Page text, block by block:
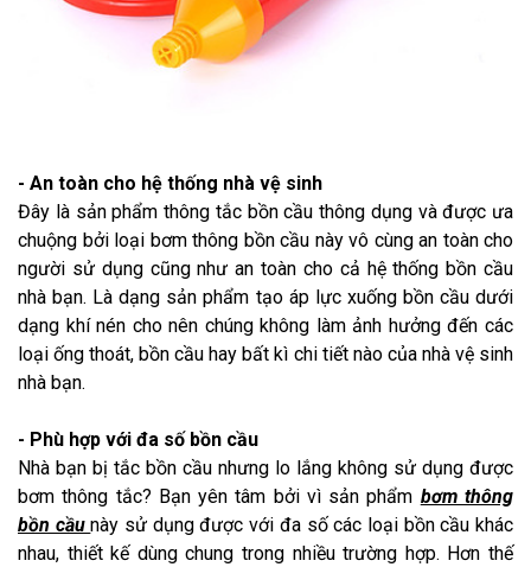
- An toàn cho hệ thống nhà vệ sinh
Đây là sản phẩm thông tắc bồn cầu thông dụng và được ưa
chuộng bởi loại bơm thông bồn cầu này vô cùng an toàn cho
người sử dụng cũng như an toàn cho cả hệ thống bồn cầu
nhà bạn. Là dạng sản phẩm tạo áp lực xuống bồn cầu dưới
dạng khí nén cho nên chúng không làm ảnh hưởng đến các
loại ống thoát, bồn cầu hay bất kì chi tiết nào của nhà vệ sinh
nhà bạn.
- Phù hợp với đa số bồn cầu
Nhà bạn bị tắc bồn cầu nhưng lo lắng không sử dụng được
bơm thông tắc? Bạn yên tâm bởi vì sản phẩm bơm thông
bồn cầunày sử dụng được với đa số các loại bồn cầu khác
nhau, thiết kế dùng chung trong nhiều trường hợp. Hơn thế